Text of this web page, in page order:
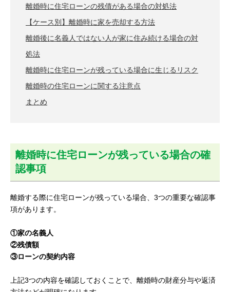
離婚時に住宅ローンの残債がある場合の対処法
【ケース別】離婚時に家を売却する方法
離婚後に名義人ではない人が家に住み続ける場合の対
処法
離婚時に住宅ローンが残っている場合に生じるリスク
離婚時の住宅ローンに関する注意点
まとめ
離婚時に住宅ローンが残っている場合の確
認事項
離婚する際に住宅ローンが残っている場合、3つの重要な確認事
項があります。
①家の名義人
②残債額
③ローンの契約内容
上記3つの内容を確認しておくことで、離婚時の財産分与や返済